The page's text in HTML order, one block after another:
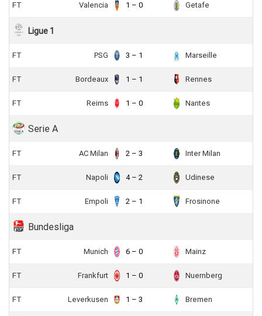
FT Valencia 1 – 0 Getafe
Ligue 1
FT PSG 3 – 1 Marseille
FT Bordeaux 1 – 1 Rennes
FT Reims 1 – 0 Nantes
Serie A
FT AC Milan 2 – 3 Inter Milan
FT Napoli 4 – 2 Udinese
FT Empoli 2 – 1 Frosinone
Bundesliga
FT Munich 6 – 0 Mainz
FT Frankfurt 1 – 0 Nuernberg
FT Leverkusen 1 – 3 Bremen